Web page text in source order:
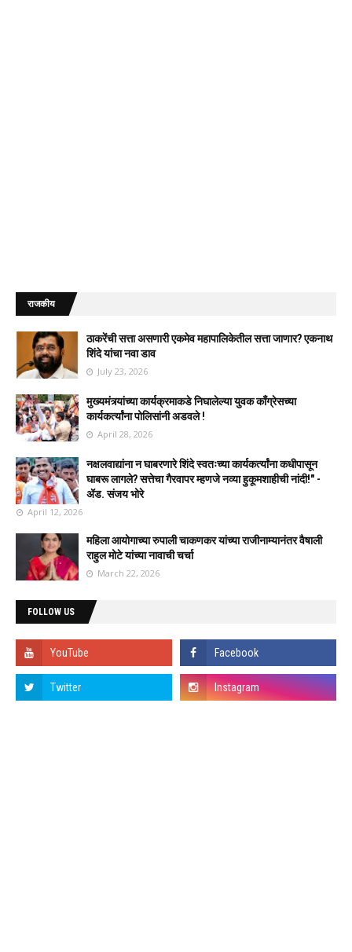
राजकीय
ठाकरेंची सत्ता असणारी एकमेव महापालिकेतील सत्ता जाणार? एकनाथ
शिंदे यांचा नवा डाव
July 23, 2026
मुख्यमंत्र्यांच्या कार्यक्रमाकडे निघालेल्या युवक काँग्रेसच्या
कार्यकर्त्यांना पोलिसांनी अडवले !
April 28, 2026
नक्षलवाद्यांना न घाबरणारे शिंदे स्वतःच्या कार्यकर्त्यांना कधीपासून
घाबरू लागले? सत्तेचा गैरवापर म्हणजे नव्या हुकूमशाहीची नांदी!" -
ॲड. संजय भोरे
April 12, 2026
महिला आयोगाच्या रुपाली चाकणकर यांच्या राजीनाम्यानंतर वैषाली
राहुल मोटे यांच्या नावाची चर्चा
March 22, 2026
FOLLOW US